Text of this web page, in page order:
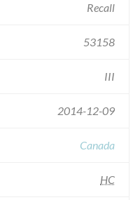
Recall
53158
III
2014-12-09
Canada
HC